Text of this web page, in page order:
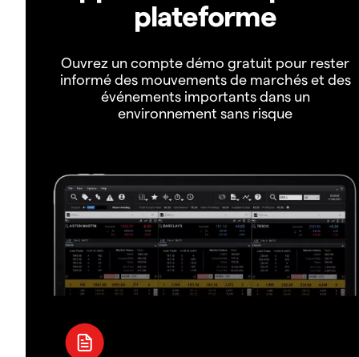
plateforme
Ouvrez un compte démo gratuit pour rester
informé des mouvements de marchés et des
événements importants dans un
environnement sans risque